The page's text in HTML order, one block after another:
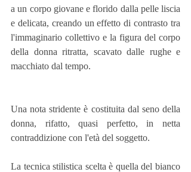
a un corpo giovane e florido dalla pelle liscia
e delicata, creando un effetto di contrasto tra
l'immaginario collettivo e la figura del corpo
della donna ritratta, scavato dalle rughe e
macchiato dal tempo.
Una nota stridente è costituita dal seno della
donna, rifatto, quasi perfetto, in netta
contraddizione con l'età del soggetto.
La tecnica stilistica scelta è quella del bianco